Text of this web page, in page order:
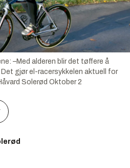
–Med alderen blir det tøffere å
Det gjør el-racersykkelen aktuell for
Solerød Oktober 2